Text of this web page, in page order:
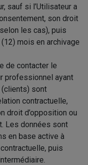
sauf si l’Utilisateur a
son droit
les cas), puis
mois en archivage
de contacter le
professionnel ayant
(clients) sont
contractuelle,
droit d’opposition ou
Les données sont
en base active à
puis